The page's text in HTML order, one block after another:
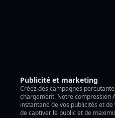
Publicité et marketing
Créez des campagnes
chargement. Notre compression
instantané de vos publicités et
de captiver le public et de